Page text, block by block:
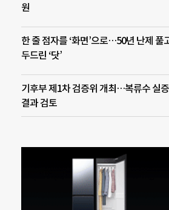
원
한 줄 점자를 ‘화면’으로…50년 난제 풀
두드린 ‘닷’
기후부 제1차 검증위 개최…복류수 실
결과 검토